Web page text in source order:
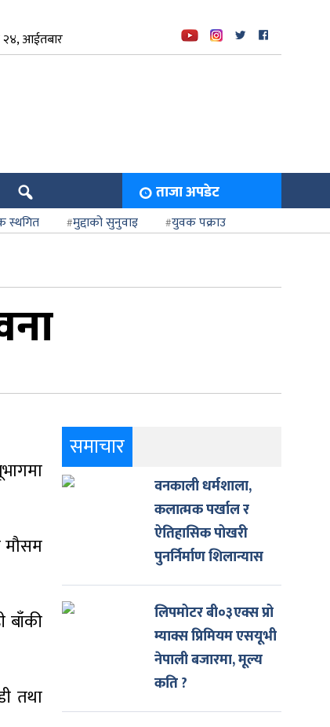
आईतबार
ताजा अपडेट
स्थगित मुद्दाको सुनुवाइ
युवक पक्राउ
मौसम
बाँकी
तथा
समाचार
वनकाली धर्मशाला,
कलात्मक पर्खाल र
ऐतिहासिक पोखरी
पुनर्निर्माण शिलान्यास
लिपमोटर बी०३एक्स प्रो
म्याक्स प्रिमियम एसयूभी
नेपाली बजारमा, मूल्य
कति ?